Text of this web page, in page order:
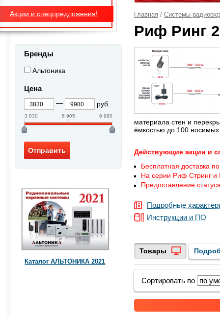
Главная / Системы
Риф Ринг
материала стен и
ёмкостью до 100
Действующие акции и
Бесплатная доставка
На серии Риф Стринг и
Предоставление
Подробные
Инструкции и ПО
Товары
Сортировать по
Акции и спецпредложения!
Бренды
Альтоника
Цена
руб.
3 830 6 905 9 980
Каталог АЛЬТОНИКА 2021